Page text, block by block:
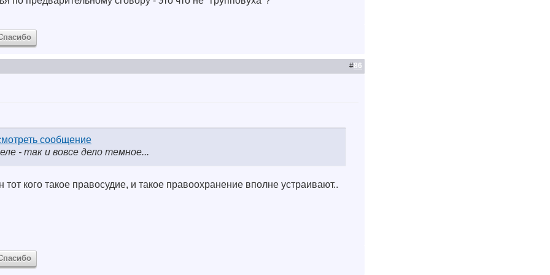
#86
- так и вовсе дело темное...
кого такое правосудие, и такое правоохранение вполне устраивают..